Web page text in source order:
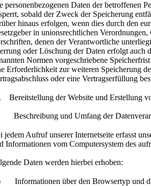
personenbezogenen Daten der betroffenen
sobald der Zweck der Speicherung
hinaus erfolgen, wenn dies durch den
in unionsrechtlichen Verordnungen,
denen der Verantwortliche
oder Löschung der Daten erfolgt auch
Normen vorgeschriebene
Erforderlichkeit zur weiteren Speicherung
oder eine Vertragserfüllung
Bereitstellung der Website und Erstellung
und Umfang der
jedem Aufruf unserer Internetseite erfasst
Informationen vom Computersystem des
Daten werden hierbei erhoben:
Informationen über den Browsertyp und